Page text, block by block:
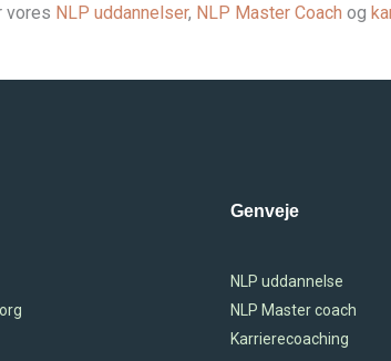
vores NLP uddannelser, NLP Master Coach og
Genveje
NLP uddannelse
NLP Master coach
Karrierecoaching